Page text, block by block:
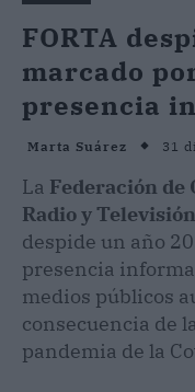
FORTA
marcado
presencia
Marta Suárez 31
La Federación de
Radio y
despide un año
presencia
medios públicos
consecuencia de
pandemia de la